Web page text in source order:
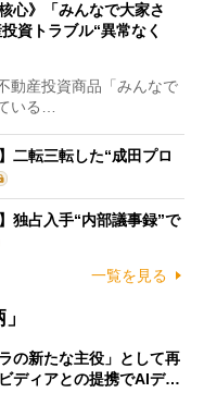
心》「みんなで大家さ
資トラブル“異常なく
動産投資商品「みんなで
いる…
二転三転した“成田プロ
独占入手“内部議事録”で
一覧を見る
の新たな主役」として再
ディアとの提携でAIデ…